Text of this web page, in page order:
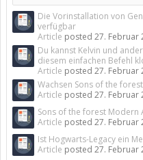
Die Vorinstallation von
verfügbar
Article posted 27. Februar
Du kannst Kelvin und
diesem einfachen Befehl
Article posted 27. Februar
Wachsen Sons of the
Article posted 27. Februar
Sons of the forest Modern
Article posted 27. Februar
Ist Hogwarts-Legacy ein
Article posted 27. Februar